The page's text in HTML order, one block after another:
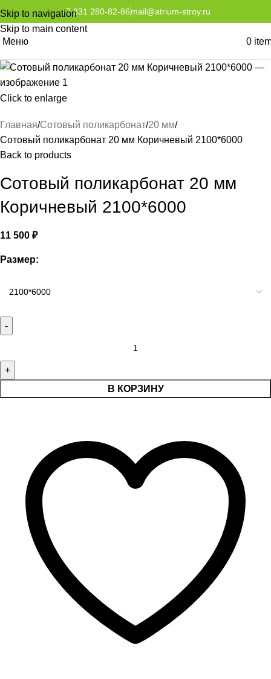
Skip to navigation
Skip to main content
+7 831 280-82-86mail@atrium-stroy.ru
Меню 0
Click to enlarge
Главная Сотовый поликарбонат 20 мм
Сотовый поликарбонат 20 мм Коричневый 2100*6000
Back to products
Сотовый поликарбонат 20 мм
Коричневый 2100*6000
11 500 ₽
Размер:
В КОРЗИНУ